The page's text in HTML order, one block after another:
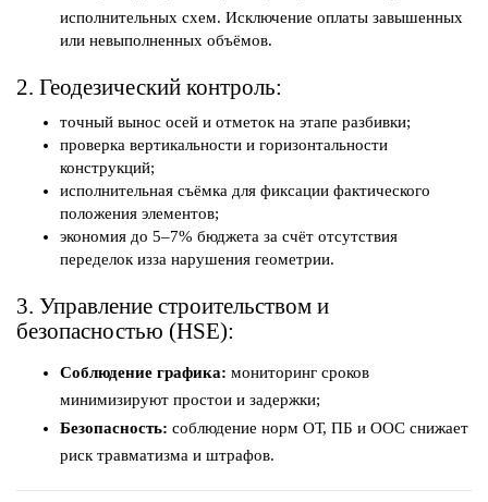
исполнительных схем. Исключение оплаты завышенных
или невыполненных объёмов.
2. Геодезический контроль:
точный вынос осей и отметок на этапе разбивки;
проверка вертикальности и горизонтальности
конструкций;
исполнительная съёмка для фиксации фактического
положения элементов;
экономия до 5–7% бюджета за счёт отсутствия
переделок изза нарушения геометрии.
3. Управление строительством и
безопасностью (HSE):
Соблюдение графика: мониторинг сроков
минимизируют простои и задержки;
Безопасность: соблюдение норм ОТ, ПБ и ООС снижает
риск травматизма и штрафов.